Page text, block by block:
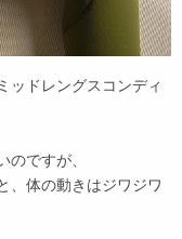
ッドレングスコンディ
ですが、
、体の動きはジワジワ